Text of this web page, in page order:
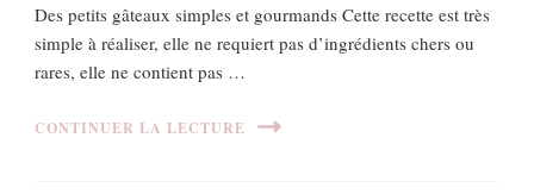
Des petits gâteaux simples et gourmands Cette recette est très
simple à réaliser, elle ne requiert pas d’ingrédients chers ou
rares, elle ne contient pas …
CONTINUER LA LECTURE